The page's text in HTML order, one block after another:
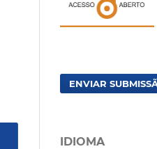
ENVIAR
IDIOMA